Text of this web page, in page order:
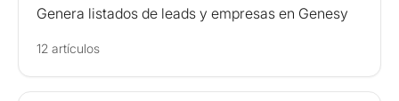
Genera listados de leads y empresas en Genesy
12 artículos